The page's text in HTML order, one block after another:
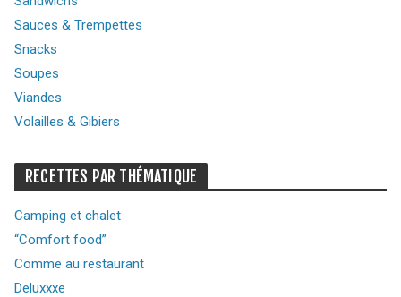
Sauces & Trempettes
Snacks
Soupes
Viandes
Volailles & Gibiers
RECETTES PAR THÉMATIQUE
Camping et chalet
“Comfort food”
Comme au restaurant
Deluxxxe